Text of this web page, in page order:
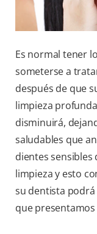
Es normal tener
someterse a
después de que
limpieza
disminuirá,
saludables que
dientes
limpieza y esto
su dentista podrá
que